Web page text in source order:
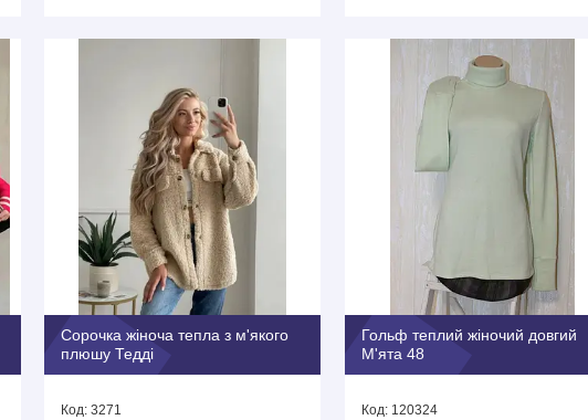
Сорочка жіноча тепла з м'якого
плюшу Тедді
3271
Гольф теплий жіночий довгий
М'ята 48
120324